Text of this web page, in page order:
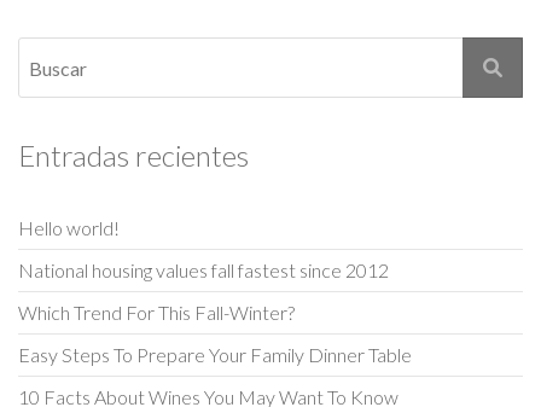
Entradas recientes
Hello world!
National housing values fall fastest since 2012
Which Trend For This Fall-Winter?
Easy Steps To Prepare Your Family Dinner Table
10 Facts About Wines You May Want To Know